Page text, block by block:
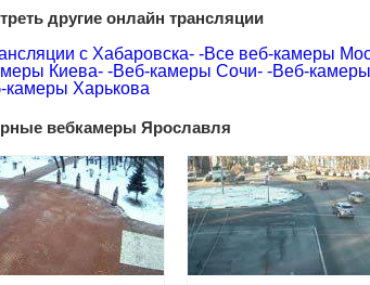
другие онлайн трансляции
с Хабаровска- -Все веб-камеры
Киева- -Веб-камеры Сочи- -Веб-
камеры Харькова
вебкамеры Ярославля